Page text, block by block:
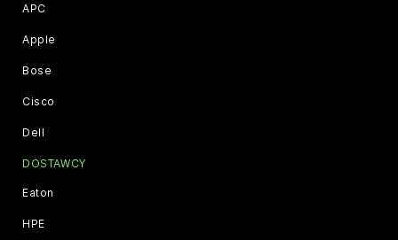
APC
Apple
Bose
Cisco
Dell
DOSTAWCY
Eaton
HPE